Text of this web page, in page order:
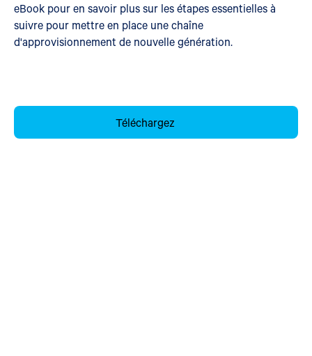
eBook pour en savoir plus sur les étapes essentielles à
suivre pour mettre en place une chaîne
d'approvisionnement de nouvelle génération.
Téléchargez